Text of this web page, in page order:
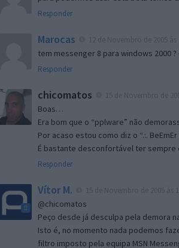
Responder
Marocas
tem messenger 8 para windows 2000
Responder
chicomatos
Boas…
Era bom que o “pplware” não
Por acaso estou como diz o “.:.
É bastante desconfortável ter sempre
Responder
Vítor M.
@chicomatos
Peço desde já desculpa pela demora
Isto é, no momento nada podemos
filtro imposto pela equipa MSN